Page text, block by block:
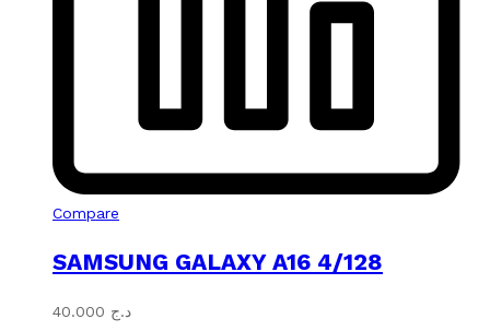
Compare
SAMSUNG GALAXY A16 4/128
د.ج